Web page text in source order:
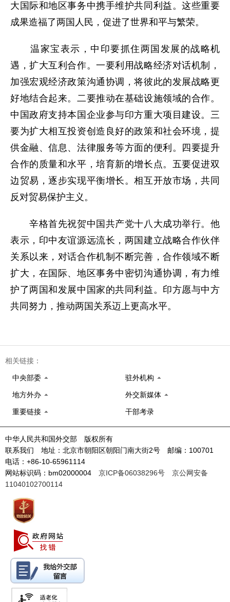
大国际和地区事务中携手维护共同利益。这些重要
成果造福了两国人民，促进了世界和平与繁荣。
温家宝表示，中印要抓住两国发展的战略机
遇，扩大互利合作。一要利用战略经济对话机制，
加强宏观经济政策沟通协调，将彼此的发展战略更
好地结合起来。二要推动在基础设施领域的合作。
中国政府支持本国企业参与印方重大项目建设。三
要为扩大相互投资创造良好的政策和社会环境，提
供金融、信息、法律服务等方面的便利。四要提升
合作的质量和水平，培育新的增长点。五要促进双
边贸易，逐步实现平衡增长。相互开放市场，共同
反对贸易保护主义。
辛格首先祝贺中国共产党十八大成功举行。他
表示，印中友谊源远流长，两国建立战略合作伙伴
关系以来，对话合作机制不断完善，合作领域不断
扩大，在国际、地区事务中密切沟通协调，有力维
护了两国和发展中国家的共同利益。印方愿与中方
共同努力，推动两国关系迈上更高水平。
相关链接：
中央部委 驻外机构
地方外办 外交新媒体
重要链接 干部考录
中华人民共和国外交部 版权所有
联系我们 地址：北京市朝阳区朝阳门南大街2号 邮编：100701
电话：+86-10-65961114
网站标识码：bm02000004 京ICP备06038296号
京公网安备
11040102700114